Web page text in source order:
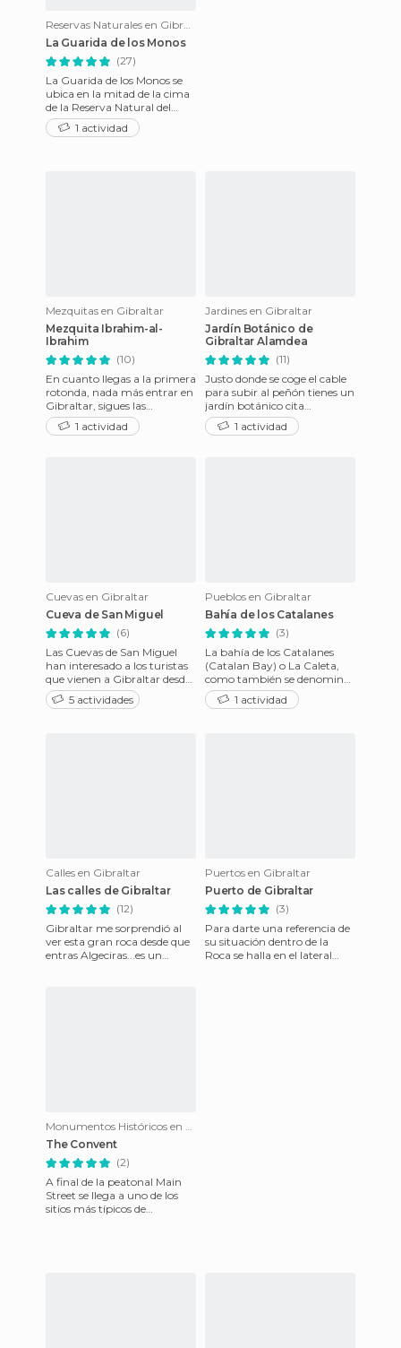
Reservas Naturales en Gibraltar
La Guarida de los Monos
(27)
La Guarida de los Monos se
ubica en la mitad de la cima
de la Reserva Natural del
Peñón de Gibraltar, justo al
lado de la carreter
1 actividad
Mezquitas en Gibraltar
Mezquita Ibrahim-al-
Ibrahim
(10)
En cuanto llegas a la primera
rotonda, nada más entrar en
Gibraltar, sigues las
indicaciones hacia Upper
Rock hasta llegar a la ot
1 actividad
Jardines en Gibraltar
Jardín Botánico de
Gibraltar Alamdea
(11)
Justo donde se coge el cable
para subir al peñón tienes un
jardín botánico cita
ineludible si vas al peñón. En
primer lugar no
1 actividad
Cuevas en Gibraltar
Cueva de San Miguel
(6)
Las Cuevas de San Miguel
han interesado a los turistas
que vienen a Gibraltar desde
el tiempo de los romanos. Se
encuentran ubicad
5 actividades
Pueblos en Gibraltar
Bahía de los Catalanes
(3)
La bahía de los Catalanes
(Catalan Bay) o La Caleta,
como también se denomina,
debe su nombre al
desembarco de tropas
1 actividad
Calles en Gibraltar
Las calles de Gibraltar
(12)
Gibraltar me sorprendió al
ver esta gran roca desde que
entras Algeciras...es un
Puertos en Gibraltar
Puerto de Gibraltar
(3)
Para darte una referencia de
su situación dentro de la
Roca se halla en el lateral
Monumentos Históricos en Gibraltar
The Convent
(2)
A final de la peatonal Main
Street se llega a uno de los
sitios más típicos de